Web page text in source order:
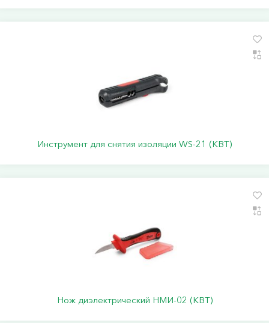
Инструмент для снятия изоляции WS-21 (КВТ)
Нож диэлектрический НМИ-02 (КВТ)